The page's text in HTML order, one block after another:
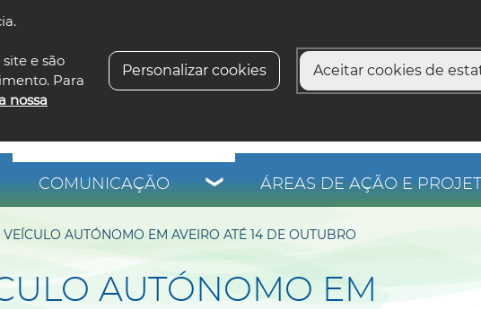
e são
Para
nossa
Personalizar cookies Aceitar cookies de
COMUNICAÇÃO ÁREAS DE AÇÃO E
VEÍCULO AUTÓNOMO EM AVEIRO ATÉ 14 DE OUTUBRO
AUTÓNOMO EM